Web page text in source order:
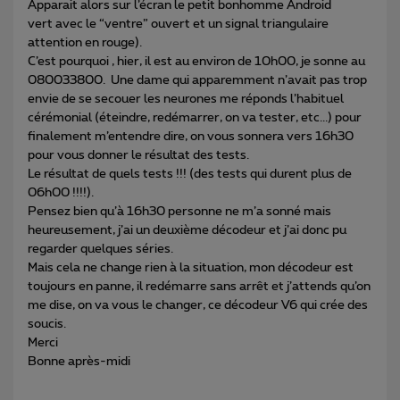
Apparait alors sur l’écran le petit bonhomme Android
vert avec le “ventre” ouvert et un signal triangulaire
attention en rouge).
C’est pourquoi , hier, il est au environ de 10h00, je sonne au
080033800. Une dame qui apparemment n’avait pas trop
envie de se secouer les neurones me réponds l’habituel
cérémonial (éteindre, redémarrer, on va tester, etc...) pour
finalement m’entendre dire, on vous sonnera vers 16h30
pour vous donner le résultat des tests.
Le résultat de quels tests !!! (des tests qui durent plus de
06h00 !!!!).
Pensez bien qu’à 16h30 personne ne m’a sonné mais
heureusement, j’ai un deuxième décodeur et j’ai donc pu
regarder quelques séries.
Mais cela ne change rien à la situation, mon décodeur est
toujours en panne, il redémarre sans arrêt et j’attends qu’on
me dise, on va vous le changer, ce décodeur V6 qui crée des
soucis.
Merci
Bonne après-midi